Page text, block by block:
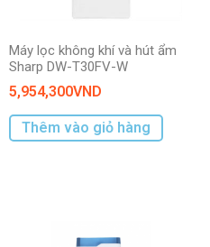
Máy lọc không khí và hút ẩm
Sharp DW-T30FV-W
5,954,300VND
Thêm vào giỏ hàng